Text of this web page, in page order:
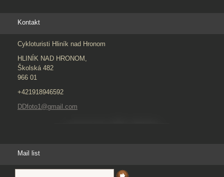
Kontakt
Cykloturisti Hliník nad Hronom
HLINÍK NAD HRONOM,
Školská 482
966 01
+421918946592
DDfoto1@gmail.com
Mail list